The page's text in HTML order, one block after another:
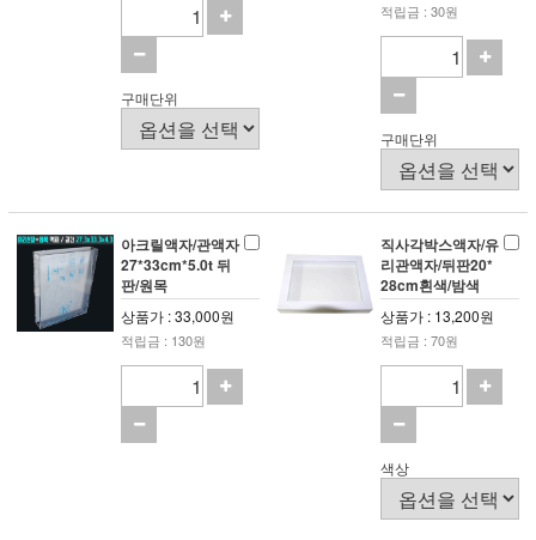
구매단위
적립금 : 30원
구매단위
아크릴액자/관액자
27*33cm*5.0t 뒤
판/원목
상품가 : 33,000원
적립금 : 130원
직사각박스액자/유
리관액자/뒤판20*
28cm흰색/밤색
상품가 : 13,200원
적립금 : 70원
색상